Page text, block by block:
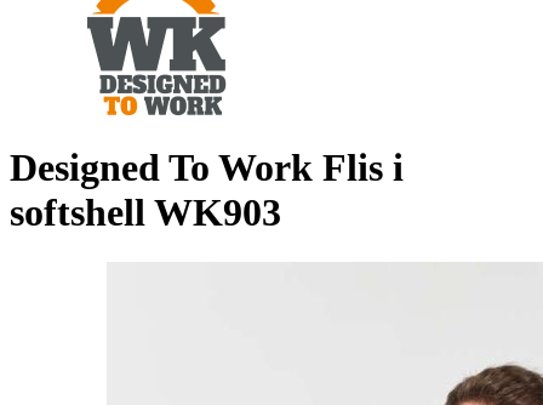
Designed To Work Flis i
softshell WK903